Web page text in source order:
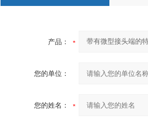
产品：
您的单位：
您的姓名：